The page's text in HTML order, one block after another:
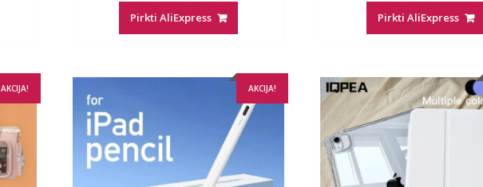
13.73 €.
6.59 €.
Pirkti AliExpress
7.06 €.
6.91 €.
Pirkti AliExpress
AKCIJA! AKCIJA!